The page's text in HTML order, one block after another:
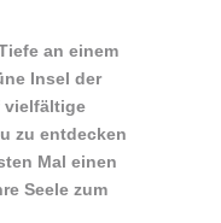
an einem
Insel der
vielfältige
zu entdecken
Mal einen
Seele zum